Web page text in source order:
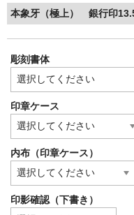
本象牙（極上） 銀行印
彫刻書体
印章ケース
内布（印章ケース）
印影確認（下書き）